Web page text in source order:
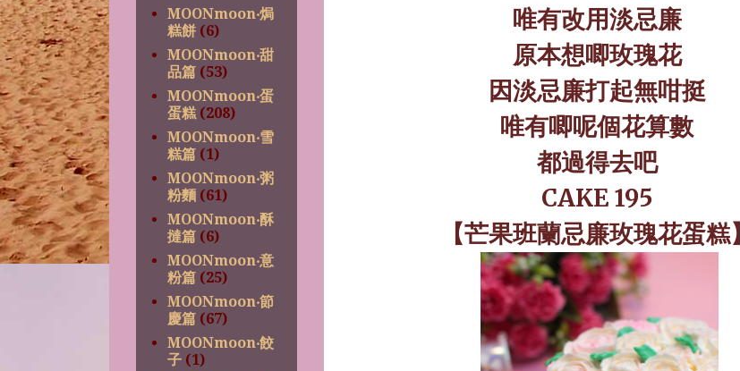
唯有改用淡忌廉
原本想唧玫瑰花
因淡忌廉打起無咁挺
唯有唧呢個花算數
都過得去吧
CAKE 195
【芒果班蘭忌廉玫瑰花蛋糕】
MOONmoon‧焗
糕餅 (6)
MOONmoon‧甜
品篇 (53)
MOONmoon‧蛋
蛋糕 (208)
MOONmoon‧雪
糕篇 (1)
MOONmoon‧粥
粉麵 (61)
MOONmoon‧酥
撻篇 (6)
MOONmoon‧意
粉篇 (25)
MOONmoon‧節
慶篇 (67)
MOONmoon‧餃
子 (1)